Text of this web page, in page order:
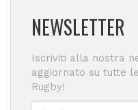
NEWSLETTER
Iscriviti alla nostra
aggiornato su tutte
Rugby!